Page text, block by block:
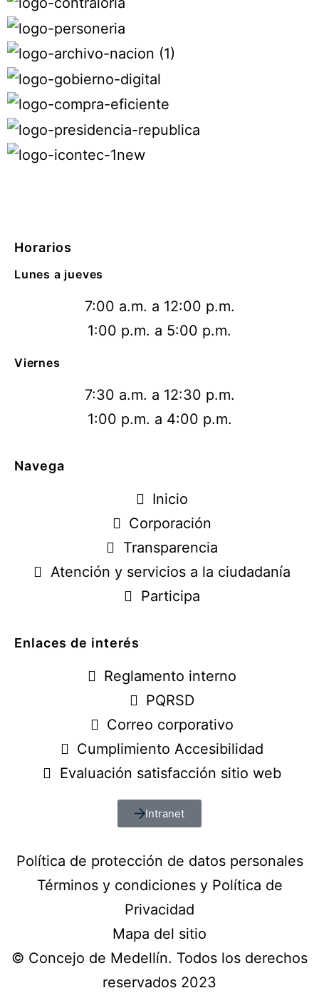
Horarios
Lunes a jueves
7:00 a.m. a 12:00 p.m.
1:00 p.m. a 5:00 p.m.
Viernes
7:30 a.m. a 12:30 p.m.
1:00 p.m. a 4:00 p.m.
Navega
Inicio
Corporación
Transparencia
Atención y servicios a la ciudadanía
Participa
Enlaces de interés
Reglamento interno
PQRSD
Correo corporativo
Cumplimiento Accesibilidad
Evaluación satisfacción sitio web
Intranet
Política de protección de datos personales
Términos y condiciones y Política de
Privacidad
Mapa del sitio
© Concejo de Medellín. Todos los derechos
reservados 2023